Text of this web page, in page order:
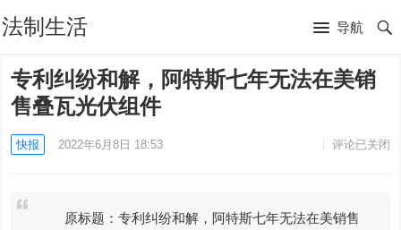
法制生活 导航
专利纠纷和解，阿特斯七年无法在美销
售叠瓦光伏组件
快报 2022年6月8日 18:53 评论已关闭
原标题：专利纠纷和解，阿特斯七年无法在美销售